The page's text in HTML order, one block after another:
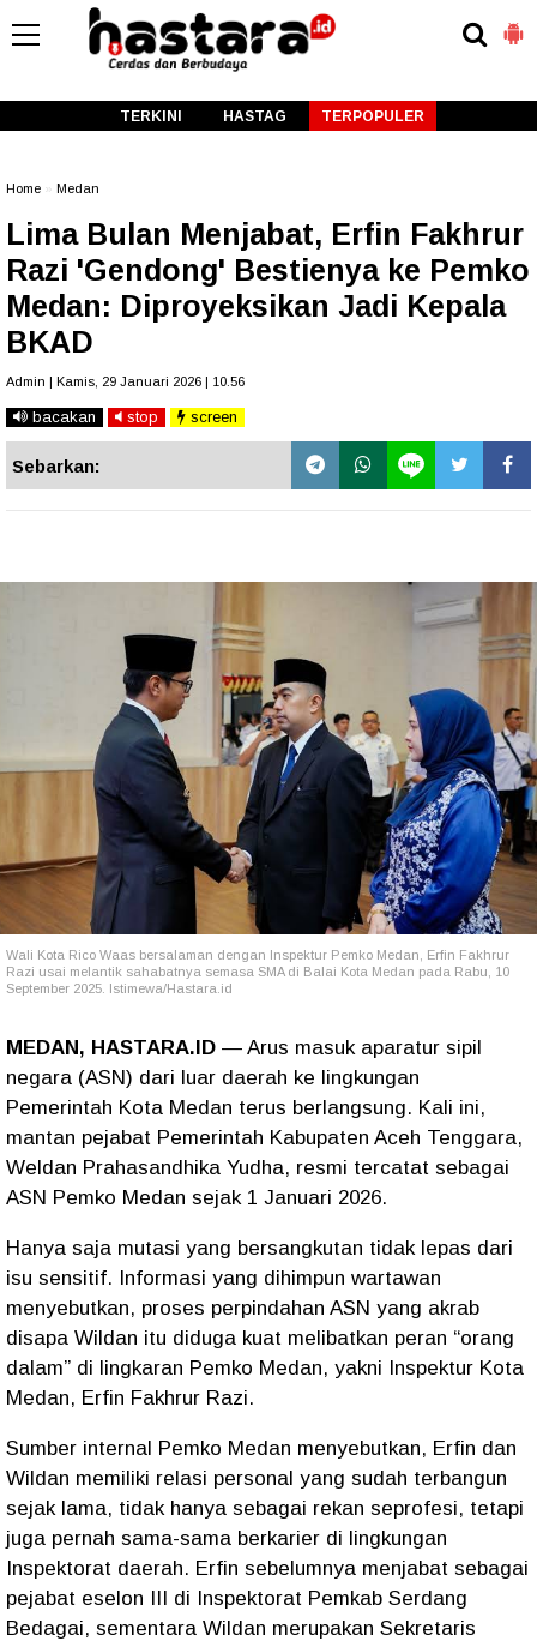
TERKINI HASTAG TERPOPULER
Home Medan
Lima Bulan Menjabat, Erfin Fakhrur
Razi 'Gendong' Bestienya ke Pemko
Medan: Diproyeksikan Jadi Kepala
BKAD
Admin | Kamis, 29 Januari 2026 | 10.56
bacakan stop screen
Sebarkan:
Wali Kota Rico Waas bersalaman dengan Inspektur Pemko Medan, Erfin Fakhrur
Razi usai melantik sahabatnya semasa SMA di Balai Kota Medan pada Rabu, 10
September 2025. Istimewa/Hastara.id
MEDAN, HASTARA.ID — Arus masuk aparatur sipil
negara (ASN) dari luar daerah ke lingkungan
Pemerintah Kota Medan terus berlangsung. Kali ini,
mantan pejabat Pemerintah Kabupaten Aceh Tenggara,
Weldan Prahasandhika Yudha, resmi tercatat sebagai
ASN Pemko Medan sejak 1 Januari 2026.
Hanya saja mutasi yang bersangkutan tidak lepas dari
isu sensitif. Informasi yang dihimpun wartawan
menyebutkan, proses perpindahan ASN yang akrab
disapa Wildan itu diduga kuat melibatkan peran “orang
dalam” di lingkaran Pemko Medan, yakni Inspektur Kota
Medan, Erfin Fakhrur Razi.
Sumber internal Pemko Medan menyebutkan, Erfin dan
Wildan memiliki relasi personal yang sudah terbangun
sejak lama, tidak hanya sebagai rekan seprofesi, tetapi
juga pernah sama-sama berkarier di lingkungan
Inspektorat daerah. Erfin sebelumnya menjabat sebagai
pejabat eselon III di Inspektorat Pemkab Serdang
Bedagai, sementara Wildan merupakan Sekretaris